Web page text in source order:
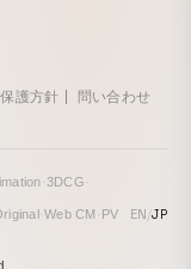
護方針 問い合わせ
·3DCG·
·Web CM · PV EN/JP